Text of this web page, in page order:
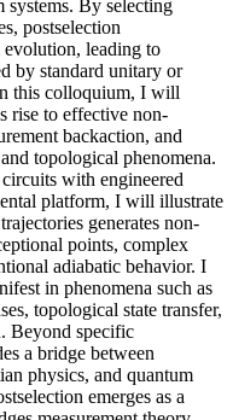
systems. By selecting
postselection
evolution, leading to
by standard unitary or
this colloquium, I will
rise to effective non-
backaction, and
topological phenomena.
with engineered
platform, I will illustrate
generates non-
points, complex
adiabatic behavior. I
in phenomena such as
topological state transfer,
Beyond specific
a bridge between
physics, and quantum
emerges as a